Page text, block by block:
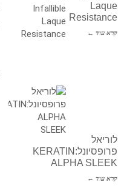
Laque
Resistance
קרא עוד ←
לוריאל
פרופסיונל:KERATIN
ALPHA SLEEK
קרא עוד ←